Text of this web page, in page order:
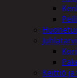
Keittiö